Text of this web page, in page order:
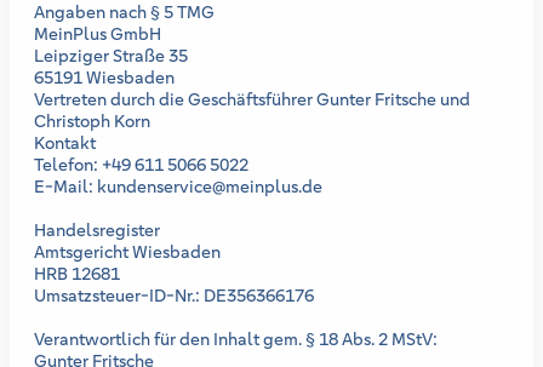
Angaben nach § 5 TMG
MeinPlus GmbH
Leipziger Straße 35
65191 Wiesbaden
Vertreten durch die Geschäftsführer Gunter Fritsche und
Christoph Korn
Kontakt
Telefon: +49 611 5066 5022
E-Mail: kundenservice@meinplus.de
Handelsregister
Amtsgericht Wiesbaden
HRB 12681
Umsatzsteuer-ID-Nr.: DE356366176
Verantwortlich für den Inhalt gem. § 18 Abs. 2 MStV:
Gunter Fritsche